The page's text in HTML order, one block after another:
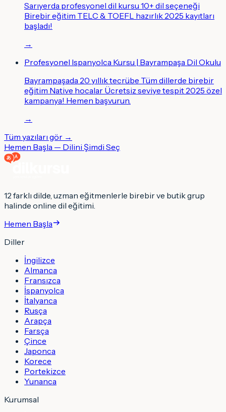
Sarıyerda profesyonel dil kursu 10+ dil seçeneği
Birebir eğitim TELC & TOEFL hazırlık 2025 kayıtları
başladı!
→
Profesyonel Ispanyolca Kursu | Bayrampaşa Dil Okulu
Bayrampaşada 20 yıllık tecrübe Tüm dillerde birebir
eğitim Native hocalar Ücretsiz seviye tespit 2025 özel
kampanya! Hemen başvurun.
→
Tüm yazıları gör →
Hemen Başla — Dilini Şimdi Seç
12 farklı dilde, uzman eğitmenlerle birebir ve butik grup
halinde online dil eğitimi.
Hemen Başla
Diller
İngilizce
Almanca
Fransızca
İspanyolca
İtalyanca
Rusça
Arapça
Farsça
Çince
Japonca
Korece
Portekizce
Yunanca
Kurumsal